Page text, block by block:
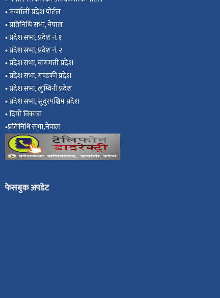
•कर्णाली प्रदेश पोर्टल
•प्रतिनिधि सभा, नेपाल
•प्रदेश सभा, प्रदेश नं. १
•प्रदेश सभा, प्रदेश नं. २
•प्रदेश सभा, बागमती प्रदेश
•प्रदेश सभा, गण्डकी प्रदेश
•प्रदेश सभा, लुम्विनी प्रदेश
•प्रदेश सभा, सुदुरपश्चिम प्रदेश
•दिगो विकास
•प्रतिनिधि सभा,नेपाल
फेसबुक अपडेट